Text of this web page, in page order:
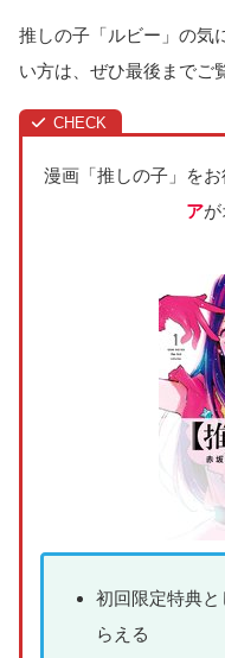
推しの子「ルビー」の気
い方は、ぜひ最後までご
漫画「推しの子」を
アが
初回限定特典と
らえる